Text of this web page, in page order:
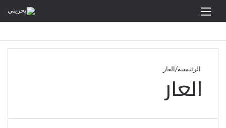
الرئيسية/العار
العار